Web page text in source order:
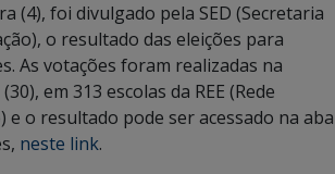
(4), foi divulgado pela SED (Secretaria
o resultado das eleições para
As votações foram realizadas na
em 313 escolas da REE (Rede
e o resultado pode ser acessado na aba
neste link.